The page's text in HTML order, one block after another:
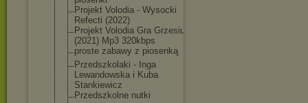
Projekt Volodia - Wysocki
Refecti (2022)
Projekt Volodia Gra Grzesiuka
(2021) Mp3 320kbps
proste zabawy z piosenką
Przedszkolaki - Inga
Lewandowska i Kuba
Stankiewicz
Przedszkolne nutki